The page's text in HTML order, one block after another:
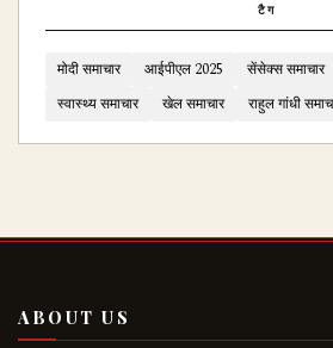
टैग
मोदी समाचार आईपीएल 2025 सेंसेक्स समाचार
स्वास्थ्य समाचार
खेल समाचार राहुल गांधी
ABOUT US